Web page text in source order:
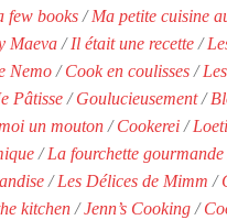
few books/Ma petite cuisine
Maeva/Il était une recette/
Nemo/Cook en coulisses/
Pâtisse/Goulucieusement/
un mouton /Cookerei/
/La fourchette gourmande
/Les Délices de Mimm /
kitchen/Jenn’s Cooking /